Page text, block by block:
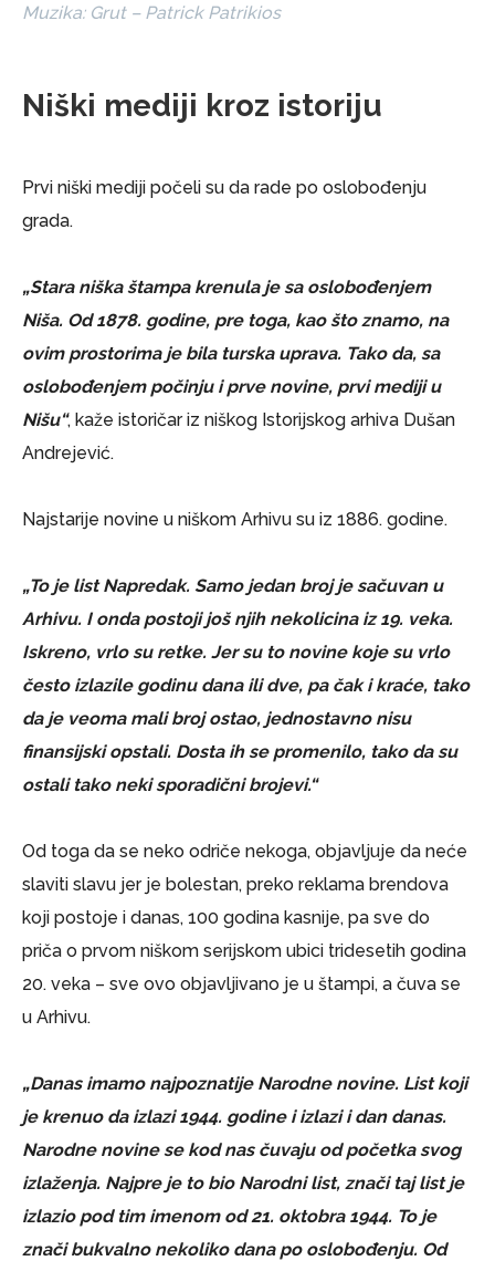
Muzika: Grut – Patrick Patrikios
Niški mediji kroz istoriju
Prvi niški mediji počeli su da rade po oslobođenju
grada.
„Stara niška štampa krenula je sa oslobođenjem
Niša. Od 1878. godine, pre toga, kao što znamo, na
ovim prostorima je bila turska uprava. Tako da, sa
oslobođenjem počinju i prve novine, prvi mediji u
Nišu“, kaže istoričar iz niškog Istorijskog arhiva Dušan
Andrejević.
Najstarije novine u niškom Arhivu su iz 1886. godine.
„To je list Napredak. Samo jedan broj je sačuvan u
Arhivu. I onda postoji još njih nekolicina iz 19. veka.
Iskreno, vrlo su retke. Jer su to novine koje su vrlo
često izlazile godinu dana ili dve, pa čak i kraće, tako
da je veoma mali broj ostao, jednostavno nisu
finansijski opstali. Dosta ih se promenilo, tako da su
ostali tako neki sporadični brojevi.“
Od toga da se neko odriče nekoga, objavljuje da neće
slaviti slavu jer je bolestan, preko reklama brendova
koji postoje i danas, 100 godina kasnije, pa sve do
priča o prvom niškom serijskom ubici tridesetih godina
20. veka – sve ovo objavljivano je u štampi, a čuva se
u Arhivu.
„Danas imamo najpoznatije Narodne novine. List koji
je krenuo da izlazi 1944. godine i izlazi i dan danas.
Narodne novine se kod nas čuvaju od početka svog
izlaženja. Najpre je to bio Narodni list, znači taj list je
izlazio pod tim imenom od 21. oktobra 1944. To je
znači bukvalno nekoliko dana po oslobođenju. Od